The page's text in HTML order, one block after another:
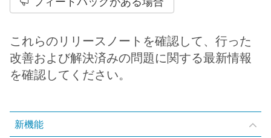
これらのリリースノートを確認して、行った
改善および解決済みの問題に関する最新情報
を確認してください。
新機能